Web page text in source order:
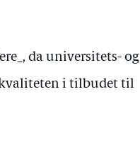
da universitets- og
kvaliteten i tilbudet til